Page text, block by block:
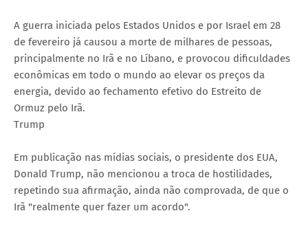
A guerra iniciada pelos Estados Unidos e por Israel em 28
de fevereiro já causou a morte de milhares de pessoas,
principalmente no Irã e no Líbano, e provocou dificuldades
econômicas em todo o mundo ao elevar os preços da
energia, devido ao fechamento efetivo do Estreito de
Ormuz pelo Irã.
Trump
Em publicação nas mídias sociais, o presidente dos EUA,
Donald Trump, não mencionou a troca de hostilidades,
repetindo sua afirmação, ainda não comprovada, de que o
Irã "realmente quer fazer um acordo".